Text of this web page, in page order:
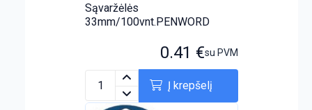
Sąvaržėlės
33mm/100vnt.PENWORD
0.41 €su PVM
Į krepšelį